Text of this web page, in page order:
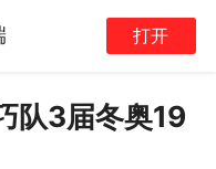
打开
队3届冬奥19